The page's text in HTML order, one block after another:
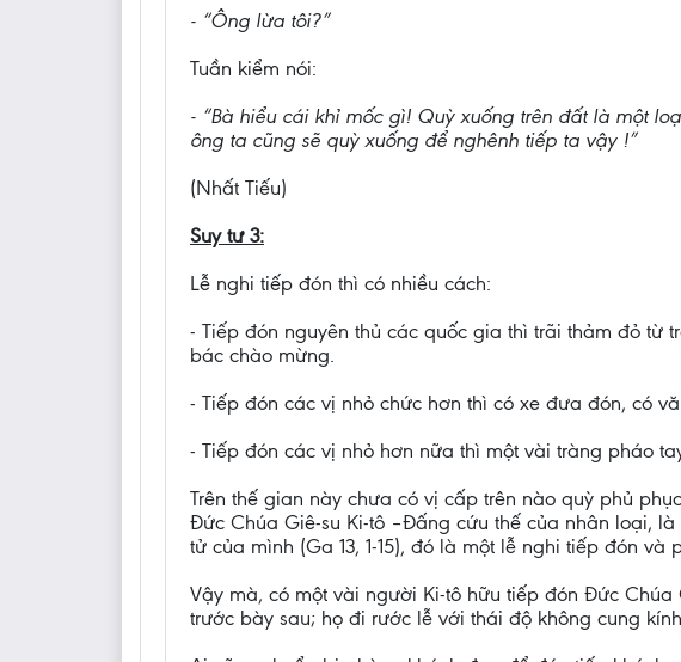
- “Ông lừa tôi?”
Tuần kiểm nói:
- “Bà hiểu cái khỉ mốc gì! Quỳ xuống trên đất là một
ông ta cũng sẽ quỳ xuống để nghênh tiếp ta vậy !”
(Nhất Tiếu)
Suy tư 3:
Lễ nghi tiếp đón thì có nhiều cách:
- Tiếp đón nguyên thủ các quốc gia thì trãi thảm đỏ từ
bác chào mừng.
- Tiếp đón các vị nhỏ chức hơn thì có xe đưa đón, có
- Tiếp đón các vị nhỏ hơn nữa thì một vài tràng pháo
Trên thế gian này chưa có vị cấp trên nào quỳ phủ
Đức Chúa Giê-su Ki-tô –Đấng cứu thế của nhân loại,
tử của mình (Ga 13, 1-15), đó là một lễ nghi tiếp đón
Vậy mà, có một vài người Ki-tô hữu tiếp đón Đức
trước bày sau; họ đi rước lễ với thái độ không cung